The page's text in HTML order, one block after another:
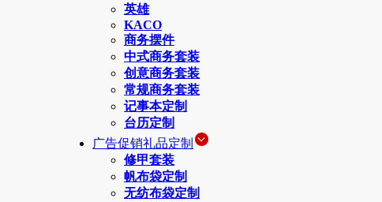
英雄
KACO
商务摆件
中式商务套装
创意商务套装
常规商务套装
记事本定制
台历定制
广告促销礼品定制
修甲套装
帆布袋定制
无纺布袋定制